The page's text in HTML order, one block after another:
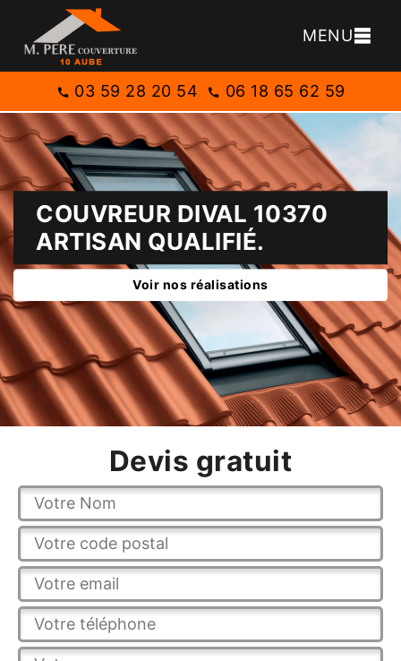
MENU
03 59 28 20 54 06 18 65 62 59
COUVREUR DIVAL 10370
ARTISAN QUALIFIÉ.
Voir nos réalisations
Devis gratuit